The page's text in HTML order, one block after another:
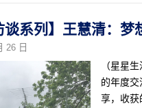
谈系列】王慧清：
26 日
（星星
的年度
享，收获